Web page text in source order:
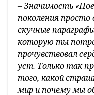
– Значимость
поколения просто
скучные
которую ты
прочувствовал
уст. Только так
того, какой
мир и почему мы